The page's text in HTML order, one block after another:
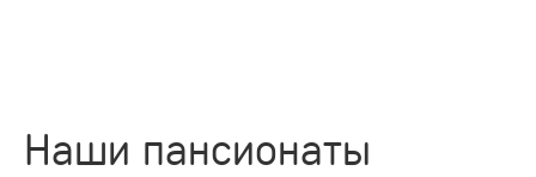
Наши пансионаты